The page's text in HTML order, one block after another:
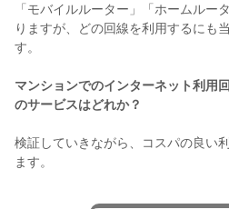
「モバイルルーター」「ホームルー
りますが、どの回線を利用するにも
す。
マンションでのインターネット利用
のサービスはどれか？
検証していきながら、コスパの良い
ます。